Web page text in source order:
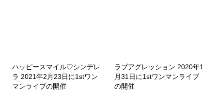
ハッピースマイル♡シンデレ
ラ 2021年2月23日に1stワン
マンライブの開催
ラブアグレッション 2020年1
月31日に1stワンマンライブ
の開催